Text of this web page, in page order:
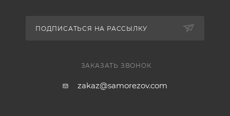
ПОДПИСАТЬСЯ НА РАССЫЛКУ
ЗАКАЗАТЬ ЗВОНОК
zakaz@samorezov.com